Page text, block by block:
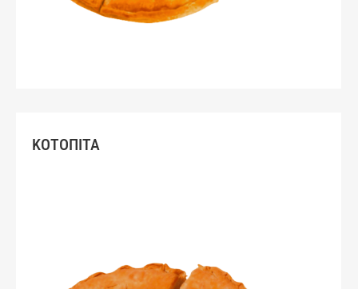
ΚΟΤΟΠΙΤΑ